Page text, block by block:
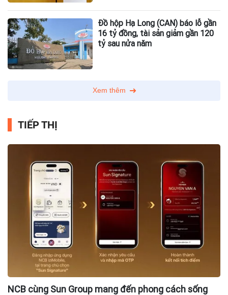
Đồ hộp Hạ Long (CAN) báo lỗ gần
16 tỷ đồng, tài sản giảm gần 120
tỷ sau nửa năm
Xem thêm
TIẾP THỊ
NCB cùng Sun Group mang đến phong cách sống